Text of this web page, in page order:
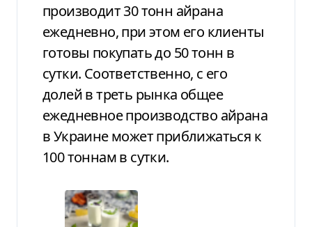
производит 30 тонн айрана
ежедневно, при этом его клиенты
готовы покупать до 50 тонн в
сутки. Соответственно, с его
долей в треть рынка общее
ежедневное производство айрана
в Украине может приближаться к
100 тоннам в сутки.